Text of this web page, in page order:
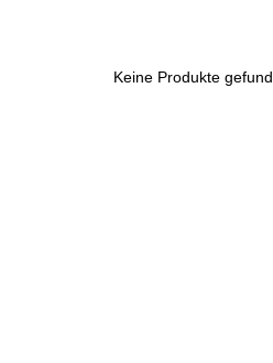
Keine Produkte